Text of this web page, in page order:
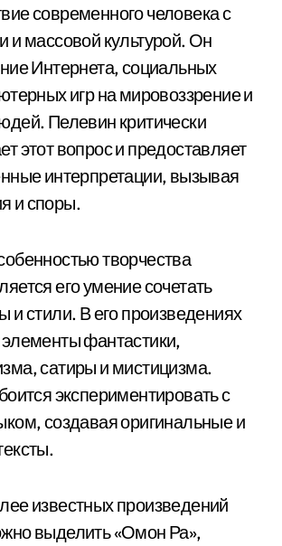
современного человека с
и массовой культурой. Он
Интернета, социальных
игр на мировоззрение и
Пелевин критически
этот вопрос и предоставляет
интерпретации, вызывая
и споры.
творчества
его умение сочетать
и стили. В его произведениях
фантастики,
сатиры и мистицизма.
экспериментировать с
создавая оригинальные и
известных произведений
выделить «Омон Ра»,